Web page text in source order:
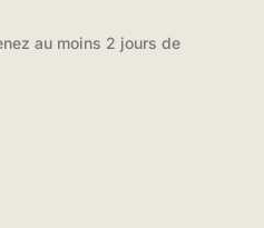
au moins 2 jours de